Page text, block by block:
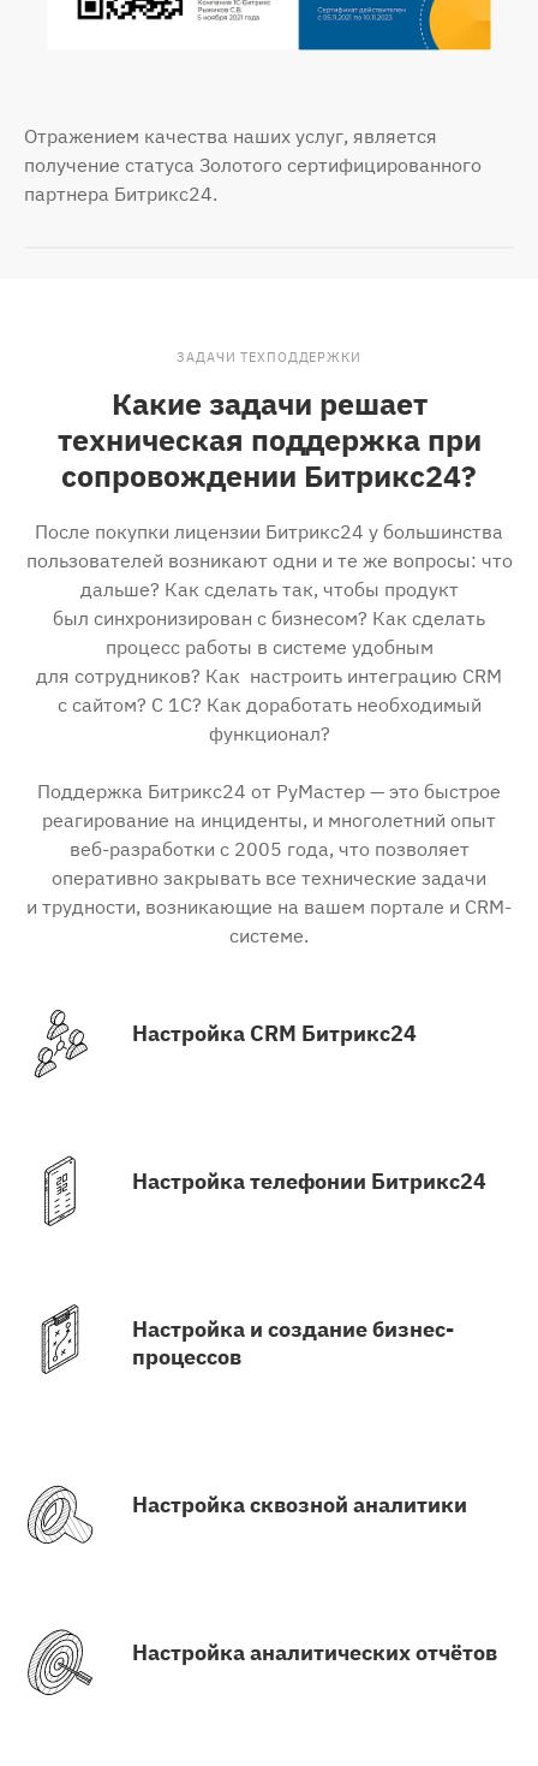
Отражением качества наших услуг, является
получение статуса Золотого сертифицированного
партнера Битрикс24.
ЗАДАЧИ ТЕХПОДДЕРЖКИ
Какие задачи решает
техническая поддержка при
сопровождении Битрикс24?
После покупки лицензии Битрикс24 у большинства
пользователей возникают одни и те же вопросы: что
дальше? Как сделать так, чтобы продукт
был синхронизирован с бизнесом? Как сделать
процесс работы в системе удобным
для сотрудников? Как настроить интеграцию CRM
с сайтом? С 1С? Как доработать необходимый
функционал?
Поддержка Битрикс24 от РуМастер — это быстрое
реагирование на инциденты, и многолетний опыт
веб-разработки с 2005 года, что позволяет
оперативно закрывать все технические задачи
и трудности, возникающие на вашем портале и CRM-
системе.
Настройка CRM Битрикс24
Настройка телефонии Битрикс24
Настройка и создание бизнес-
процессов
Настройка сквозной аналитики
Настройка аналитических отчётов